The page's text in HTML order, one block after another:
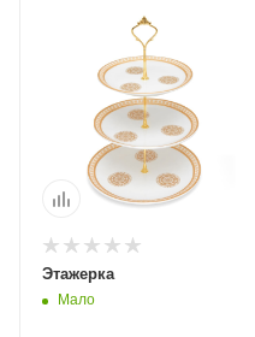
Этажерка
Мало